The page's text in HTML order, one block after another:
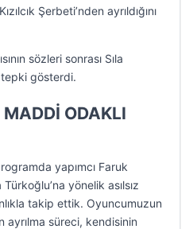
Şerbeti’nden ayrıldığını
sözleri sonrası Sıla
tepki gösterdi.
MADDİ ODAKLI
yapımcı Faruk
yönelik asılsız
takip ettik. Oyuncumuzun
ayrılma süreci, kendisinin